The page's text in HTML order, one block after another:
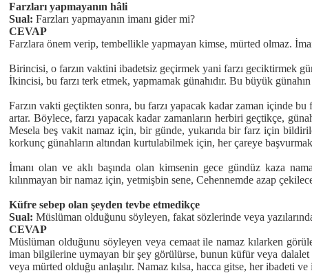
Farzları yapmayanın hâli
Sual: Farzları yapmayanın imanı gider mi?
CEVAP
Farzlara önem verip, tembellikle yapmayan kimse, mürted olmaz.
Birincisi, o farzın vaktini ibadetsiz geçirmek yani farzı geciktirmek
İkincisi, bu farzı terk etmek, yapmamak günahıdır. Bu büyük
Farzın vakti geçtikten sonra, bu farzı yapacak kadar zaman içinde
artar. Böylece, farzı yapacak kadar zamanların herbiri geçtikçe,
Mesela beş vakit namaz için, bir günde, yukarıda bir farz için
korkunç günahların altından kurtulabilmek için, her çareye
İmanı olan ve aklı başında olan kimsenin gece gündüz kaza
kılınmayan bir namaz için, yetmişbin sene, Cehennemde azap
Küfre sebep olan şeyden tevbe etmedikçe
Sual: Müslüman olduğunu söyleyen, fakat sözlerinde veya
CEVAP
Müslüman olduğunu söyleyen veya cemaat ile namaz kılarken
iman bilgilerine uymayan bir şey görülürse, bunun küfür veya dalalet
veya mürted olduğu anlaşılır. Namaz kılsa, hacca gitse, her ibadeti